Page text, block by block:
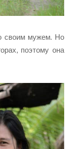
своим мужем. Но
поэтому она